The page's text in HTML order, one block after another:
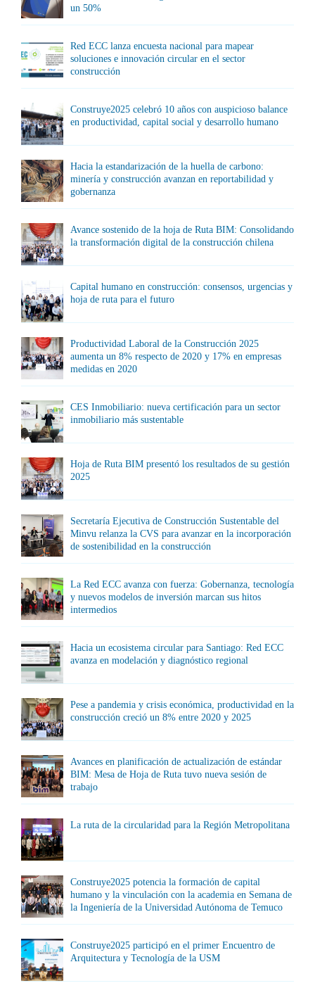
un 50%
Red ECC lanza encuesta nacional para mapear
soluciones e innovación circular en el sector
construcción
Construye2025 celebró 10 años con auspicioso balance
en productividad, capital social y desarrollo humano
Hacia la estandarización de la huella de carbono:
minería y construcción avanzan en reportabilidad y
gobernanza
Avance sostenido de la hoja de Ruta BIM: Consolidando
la transformación digital de la construcción chilena
Capital humano en construcción: consensos, urgencias y
hoja de ruta para el futuro
Productividad Laboral de la Construcción 2025
aumenta un 8% respecto de 2020 y 17% en empresas
medidas en 2020
CES Inmobiliario: nueva certificación para un sector
inmobiliario más sustentable
Hoja de Ruta BIM presentó los resultados de su gestión
2025
Secretaría Ejecutiva de Construcción Sustentable del
Minvu relanza la CVS para avanzar en la incorporación
de sostenibilidad en la construcción
La Red ECC avanza con fuerza: Gobernanza, tecnología
y nuevos modelos de inversión marcan sus hitos
intermedios
Hacia un ecosistema circular para Santiago: Red ECC
avanza en modelación y diagnóstico regional
Pese a pandemia y crisis económica, productividad en la
construcción creció un 8% entre 2020 y 2025
Avances en planificación de actualización de estándar
BIM: Mesa de Hoja de Ruta tuvo nueva sesión de
trabajo
La ruta de la circularidad para la Región Metropolitana
Construye2025 potencia la formación de capital
humano y la vinculación con la academia en Semana de
la Ingeniería de la Universidad Autónoma de Temuco
Construye2025 participó en el primer Encuentro de
Arquitectura y Tecnología de la USM